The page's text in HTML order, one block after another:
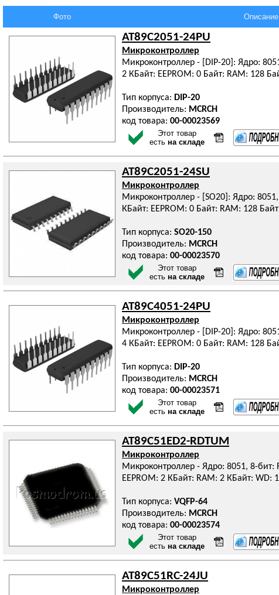
Фото Описание
AT89C2051-24PU
Микроконтроллер
Микроконтроллер - [DIP-20]: Ядро:
2 КБайт: EEPROM: 0 Байт: RAM: 128
Тип корпуса: DIP-20
Производитель: MCRCH
код товара: 00-00023569
Этот товар
есть на складе
AT89C2051-24SU
Микроконтроллер
Микроконтроллер - [SO20]: Ядро:
КБайт: EEPROM: 0 Байт: RAM: 128
Тип корпуса: SO20-150
Производитель: MCRCH
код товара: 00-00023570
Этот товар
есть на складе
AT89C4051-24PU
Микроконтроллер
Микроконтроллер - [DIP-20]: Ядро:
4 КБайт: EEPROM: 0 Байт: RAM: 128
Тип корпуса: DIP-20
Производитель: MCRCH
код товара: 00-00023571
Этот товар
есть на складе
AT89C51ED2-RDTUM
Микроконтроллер
Микроконтроллер - Ядро: 8051, 8-бит:
EEPROM: 2 КБайт: RAM: 2 КБайт: WD: 1
Тип корпуса: VQFP-64
Производитель: MCRCH
код товара: 00-00023574
Этот товар
есть на складе
AT89C51RC-24JU
Микроконтроллер